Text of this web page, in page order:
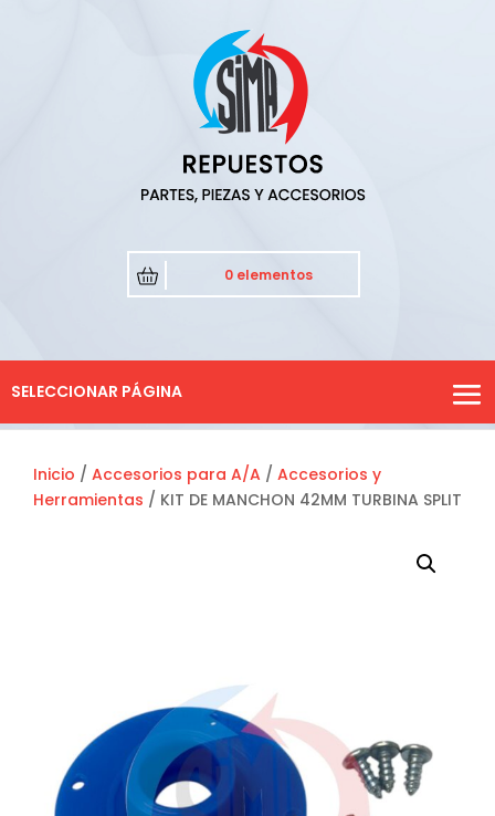
0 elementos
SELECCIONAR PÁGINA
Inicio / Accesorios para A/A / Accesorios y
Herramientas / KIT DE MANCHON 42MM TURBINA SPLIT